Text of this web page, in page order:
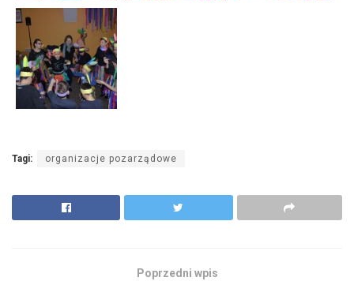
Tagi: organizacje pozarządowe
Poprzedni wpis